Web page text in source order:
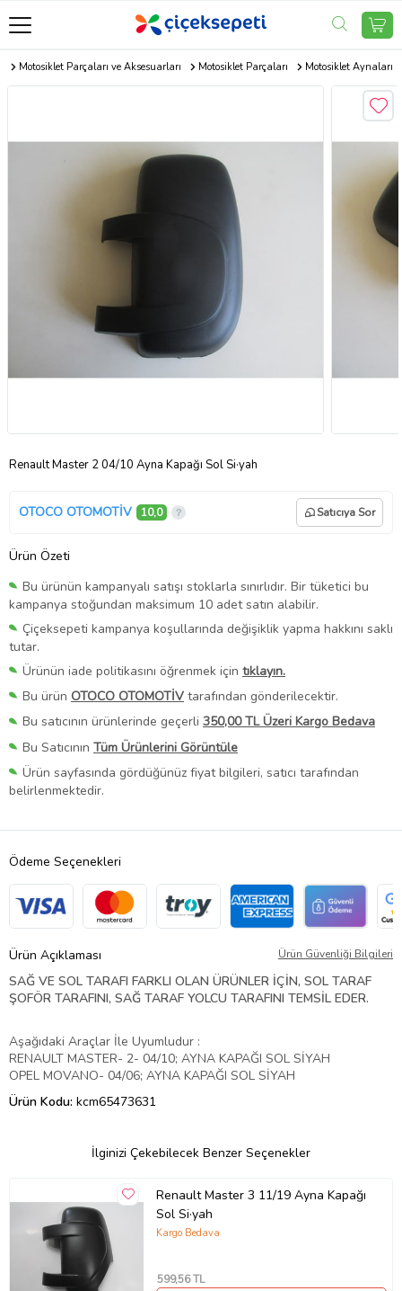
Motosiklet Parçaları ve Aksesuarları Motosiklet Parçaları Motosiklet Aynaları
Renault Master 2 04/10 Ayna Kapağı Sol Si·yah
OTOCO OTOMOTİV 10,0 Satıcıya Sor
Ürün Özeti
Bu ürünün kampanyalı satışı stoklarla sınırlıdır. Bir tüketici bu
kampanya stoğundan maksimum 10 adet satın alabilir.
Çiçeksepeti kampanya koşullarında değişiklik yapma hakkını saklı
tutar.
Ürünün iade politikasını öğrenmek için tıklayın.
Bu ürün OTOCO OTOMOTİV tarafından gönderilecektir.
Bu satıcının ürünlerinde geçerli 350,00 TL Üzeri Kargo Bedava
Bu Satıcının Tüm Ürünlerini Görüntüle
Ürün sayfasında gördüğünüz fiyat bilgileri, satıcı tarafından
belirlenmektedir.
Ödeme Seçenekleri
Ürün Açıklaması Ürün Güvenliği Bilgileri
SAĞ VE SOL TARAFI FARKLI OLAN ÜRÜNLER İÇİN, SOL TARAF
ŞOFÖR TARAFINI, SAĞ TARAF YOLCU TARAFINI TEMSİL EDER.
Aşağıdaki Araçlar İle Uyumludur :
RENAULT MASTER- 2- 04/10; AYNA KAPAĞI SOL SİYAH
OPEL MOVANO- 04/06; AYNA KAPAĞI SOL SİYAH
Ürün Kodu: kcm65473631
İlginizi Çekebilecek Benzer Seçenekler
Renault Master 3 11/19 Ayna Kapağı
Sol Si·yah
Kargo Bedava
599,56 TL